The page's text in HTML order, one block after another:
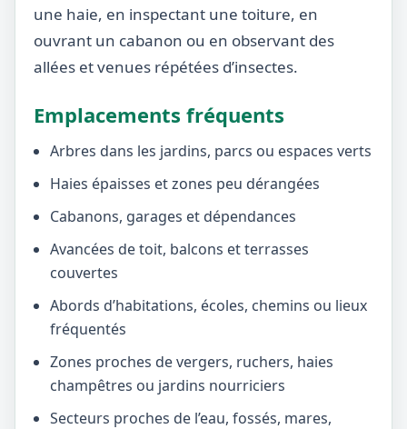
une haie, en inspectant une toiture, en
ouvrant un cabanon ou en observant des
allées et venues répétées d’insectes.
Emplacements fréquents
Arbres dans les jardins, parcs ou espaces verts
Haies épaisses et zones peu dérangées
Cabanons, garages et dépendances
Avancées de toit, balcons et terrasses
couvertes
Abords d’habitations, écoles, chemins ou lieux
fréquentés
Zones proches de vergers, ruchers, haies
champêtres ou jardins nourriciers
Secteurs proches de l’eau, fossés, mares,